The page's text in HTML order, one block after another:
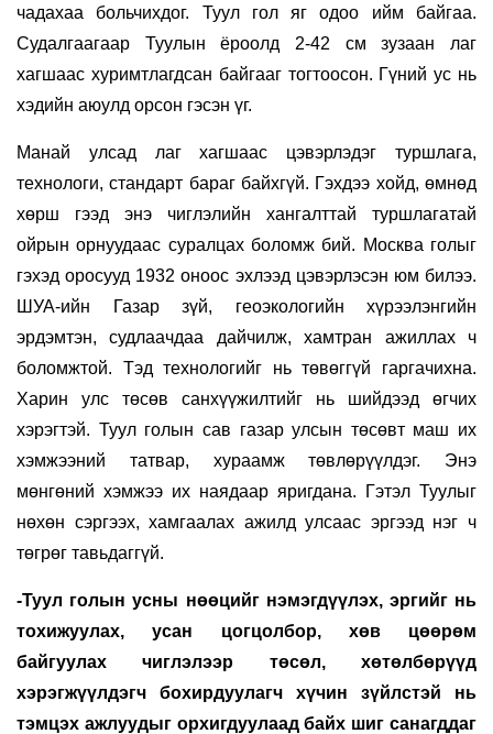
чадахаа больчихдог. Туул гол яг одоо ийм байгаа.
Судалгаагаар Туулын ёроолд 2-42 см зузаан лаг
хагшаас хуримтлагдсан байгааг тогтоосон. Гүний ус нь
хэдийн аюулд орсон гэсэн үг.
Манай улсад лаг хагшаас цэвэрлэдэг туршлага,
технологи, стандарт бараг байхгүй. Гэхдээ хойд, өмнөд
хөрш гээд энэ чиглэлийн хангалттай туршлагатай
ойрын орнуудаас суралцах боломж бий. Москва голыг
гэхэд оросууд 1932 оноос эхлээд цэвэрлэсэн юм билээ.
ШУА-ийн Газар зүй, геоэкологийн хүрээлэнгийн
эрдэмтэн, судлаачдаа дайчилж, хамтран ажиллах ч
боломжтой. Тэд технологийг нь төвөггүй гаргачихна.
Харин улс төсөв санхүүжилтийг нь шийдээд өгчих
хэрэгтэй. Туул голын сав газар улсын төсөвт маш их
хэмжээний татвар, хураамж төвлөрүүлдэг. Энэ
мөнгөний хэмжээ их наядаар яригдана. Гэтэл Туулыг
нөхөн сэргээх, хамгаалах ажилд улсаас эргээд нэг ч
төгрөг тавьдаггүй.
-Туул голын усны нөөцийг нэмэгдүүлэх, эргийг нь
тохижуулах, усан цогцолбор, хөв цөөрөм
байгуулах чиглэлээр төсөл, хөтөлбөрүүд
хэрэгжүүлдэгч бохирдуулагч хүчин зүйлстэй нь
тэмцэх ажлуудыг орхигдуулаад байх шиг санагддаг